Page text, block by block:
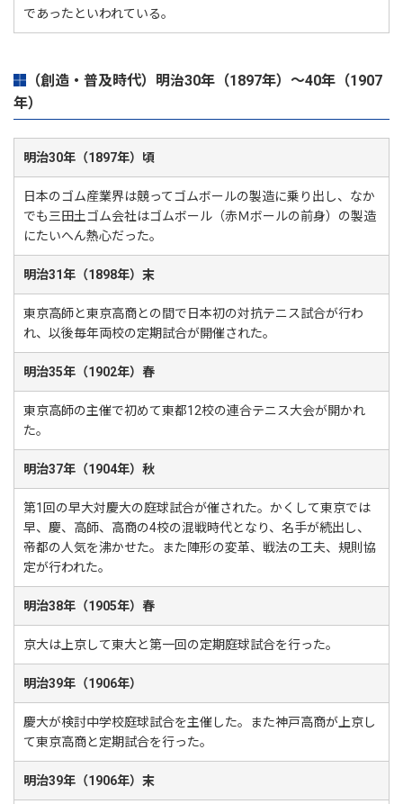
であったといわれている。
（創造・普及時代）明治30年（1897年）～40年（1907
年）
明治30年（1897年）頃
日本のゴム産業界は競ってゴムボールの製造に乗り出し、なか
でも三田土ゴム会社はゴムボール（赤Ｍボールの前身）の製造
にたいへん熱心だった。
明治31年（1898年）末
東京高師と東京高商との間で日本初の対抗テニス試合が行わ
れ、以後毎年両校の定期試合が開催された。
明治35年（1902年）春
東京高師の主催で初めて東都12校の連合テニス大会が開かれ
た。
明治37年（1904年）秋
第1回の早大対慶大の庭球試合が催された。かくして東京では
早、慶、高師、高商の4校の混戦時代となり、名手が続出し、
帝都の人気を沸かせた。また陣形の変革、戦法の工夫、規則協
定が行われた。
明治38年（1905年）春
京大は上京して東大と第一回の定期庭球試合を行った。
明治39年（1906年）
慶大が検討中学校庭球試合を主催した。また神戸高商が上京し
て東京高商と定期試合を行った。
明治39年（1906年）末